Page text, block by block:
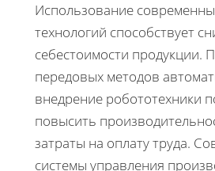
Использование
технологий способствует
себестоимости продукции.
передовых методов
внедрение робототехники
повысить
затраты на оплату труда.
системы управления